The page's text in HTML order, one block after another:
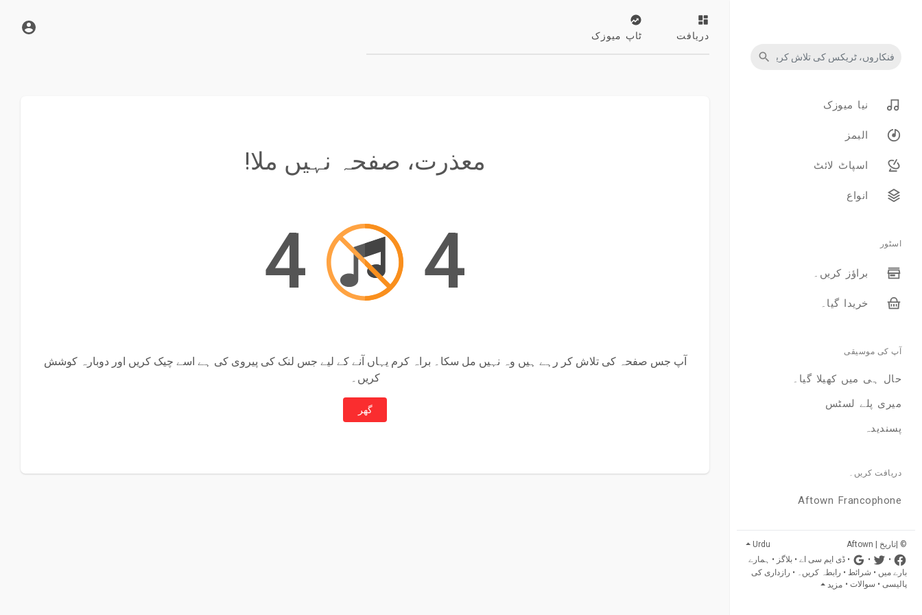
نیا میوزک
البمز
اسپاٹ لائٹ
انواع
اسٹور
براؤز کریں۔
خریدا گیا۔
آپ کی موسیقی
حال ہی میں کھیلا گیا۔
میری پلے لسٹس
پسندیدہ
دریافت کریں۔
Aftown Francophone
© |تاریخ | Aftown
Urdu
•
•
• ڈی ایم سی اے • بلاگز • ہمارے
بارے میں • شرائط • رابطہ کریں۔ • رازداری کی
پالیسی • سوالات • مزید
دریافت ٹاپ میوزک
معذرت، صفحہ نہیں ملا!
4
4
آپ جس صفحہ کی تلاش کر رہے ہیں وہ نہیں مل سکا۔ براہ کرم یہاں آنے کے لیے جس لنک کی پیروی کی ہے اسے چیک کریں اور دوبارہ کوشش
کریں۔
گھر